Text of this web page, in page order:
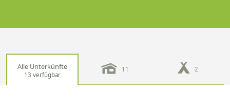
Alle Unterkünfte
13 verfügbar
11 2